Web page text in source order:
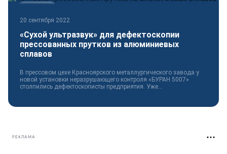
20 сентября 2022
«Сухой ультразвук» для дефектоскопии
прессованных прутков из алюминиевых
сплавов
В прессовом цехе Красноярского металлургического завода у
новой установки неразрушающего контроля «БУРАН 5007»
столпились дефектоскописты предприятия. Уже...
РЕКЛАМА